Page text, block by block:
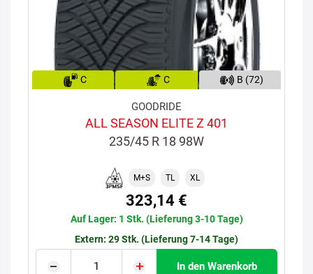
C C B (72)
GOODRIDE
ALL SEASON ELITE Z 401
235/45 R 18 98W
M+S TL XL
323,14 €
Auf Lager: 1 Stk. (Lieferung 3-10 Tage)
Extern: 29 Stk. (Lieferung 7-14 Tage)
In den Warenkorb